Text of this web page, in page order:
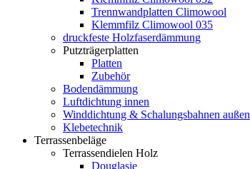
Trennwandplatten Climowool
Klemmfilz Climowool 035
druckfeste Holzfaserdämmung
Putzträgerplatten
Platten
Zubehör
Bodendämmung
Luftdichtung innen
Winddichtung & Schalungsbahnen außen
Klebetechnik
Terrassenbeläge
Terrassendielen Holz
Douglasie